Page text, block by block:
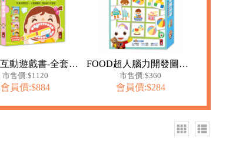
好習慣互動遊戲書-全套四冊
市售價:$1120
會員價:$884
FOOD超人腦力開發圖卡教具-配對賓果
市售價:$360
會員價:$284